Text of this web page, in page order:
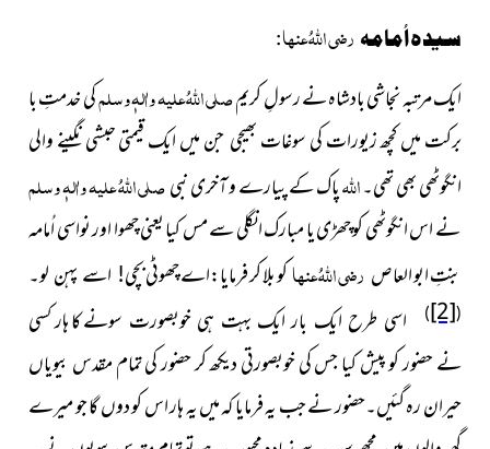
سیدہ اُمامہ رضی اللہُ عنہا:
ایک مرتبہ نجاشی بادشاہ نے رسولِ کریمصلی اللہُ علیہ واٰلہٖ وسلمکی خدمتِ با
برکت میں کچھ زیورات کی سوغات بھیجی جن میں ایک قیمتی حبشی نگینے والی
انگوٹھی بھی تھی۔اللہپاک کے پیارے و آخری نبیصلی اللہُ علیہ واٰلہٖ وسلم
نے اس انگوٹھی کو چھڑی یا مبارک انگلی سے مس کیا یعنی چھوا اور نواسی اُمامہ
بنتِ ابو العاص رضی اللہُ عنہاکو بلا کر فرمایا:اے چھوٹیبچی! اسے پہن لو۔
(
[2]
) اسی طرح ایک بار ایک بہت ہی خوبصورت سونے کا ہار کسی
نے حضور کو پیش کیا جس کی خوبصورتی دیکھ کر حضور کی تمام مقدس بیویاں
حیران رہ گئیں۔حضور نے جب یہ فرمایا کہ میں یہ ہار اس کو دوں گا جو میرے